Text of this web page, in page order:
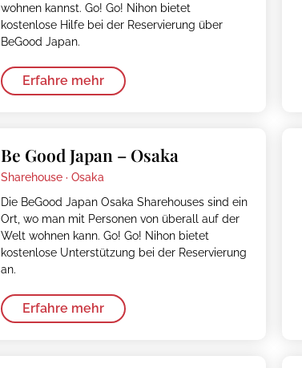
wohnen kannst. Go! Go! Nihon bietet
kostenlose Hilfe bei der Reservierung über
BeGood Japan.
Erfahre mehr
Be Good Japan – Osaka
Sharehouse · Osaka
Die BeGood Japan Osaka Sharehouses sind ein
Ort, wo man mit Personen von überall auf der
Welt wohnen kann. Go! Go! Nihon bietet
kostenlose Unterstützung bei der Reservierung
an.
Erfahre mehr